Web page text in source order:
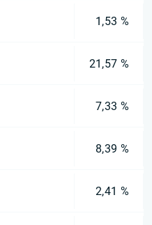
1,53 %
21,57 %
7,33 %
8,39 %
2,41 %